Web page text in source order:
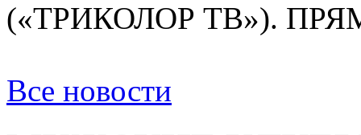
(«ТРИКОЛОР ТВ»).
Все новости